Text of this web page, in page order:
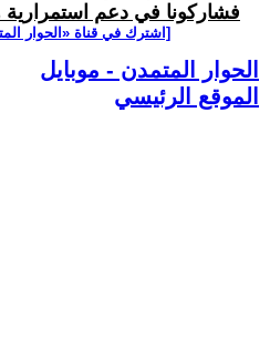
فشاركونا في دعم استمرارية
[اشترك في قناة ‫«الحوار
الحوار المتمدن - موبايل
الموقع الرئيسي